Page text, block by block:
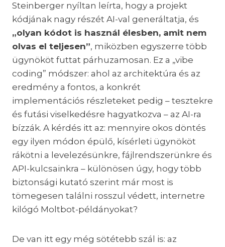
Steinberger nyíltan leírta, hogy a projekt
kódjának nagy részét AI-val generáltatja, és
„olyan kódot is használ élesben, amit nem
olvas el teljesen”, miközben egyszerre több
ügynököt futtat párhuzamosan. Ez a „vibe
coding” módszer: ahol az architektúra és az
eredmény a fontos, a konkrét
implementációs részleteket pedig – tesztekre
és futási viselkedésre hagyatkozva – az AI-ra
bízzák. A kérdés itt az: mennyire okos döntés
egy ilyen módon épülő, kísérleti ügynököt
rákötni a levelezésünkre, fájlrendszerünkre és
API-kulcsainkra – különösen úgy, hogy több
biztonsági kutató szerint már most is
tömegesen találni rosszul védett, internetre
kilógó Moltbot-példányokat?
De van itt egy még sötétebb szál is: az